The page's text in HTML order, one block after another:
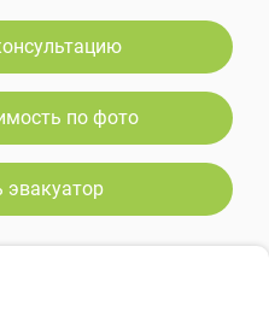
по фото
эвакуатор